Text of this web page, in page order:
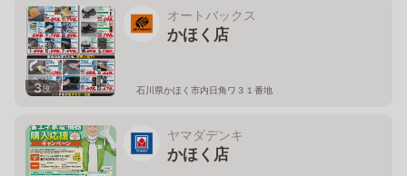
3枚
オートバックス
かほく店
石川県かほく市内日角ワ３１番地
ヤマダデンキ
かほく店